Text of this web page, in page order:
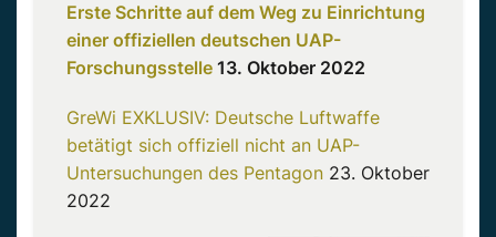
Erste Schritte auf dem Weg zu Einrichtung
einer offiziellen deutschen UAP-
Forschungsstelle 13. Oktober 2022
GreWi EXKLUSIV: Deutsche Luftwaffe
betätigt sich offiziell nicht an UAP-
Untersuchungen des Pentagon 23. Oktober
2022